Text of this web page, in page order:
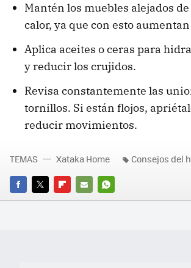
Mantén los muebles alejados
calor, ya que con esto
Aplica aceites o ceras para
y reducir los crujidos.
Revisa constantemente las
tornillos. Si están flojos,
reducir movimientos.
FACEBOOK
TWITTERFLIPBOARD
E-
WHATSAPP
TEMAS Xataka Home Consejos del